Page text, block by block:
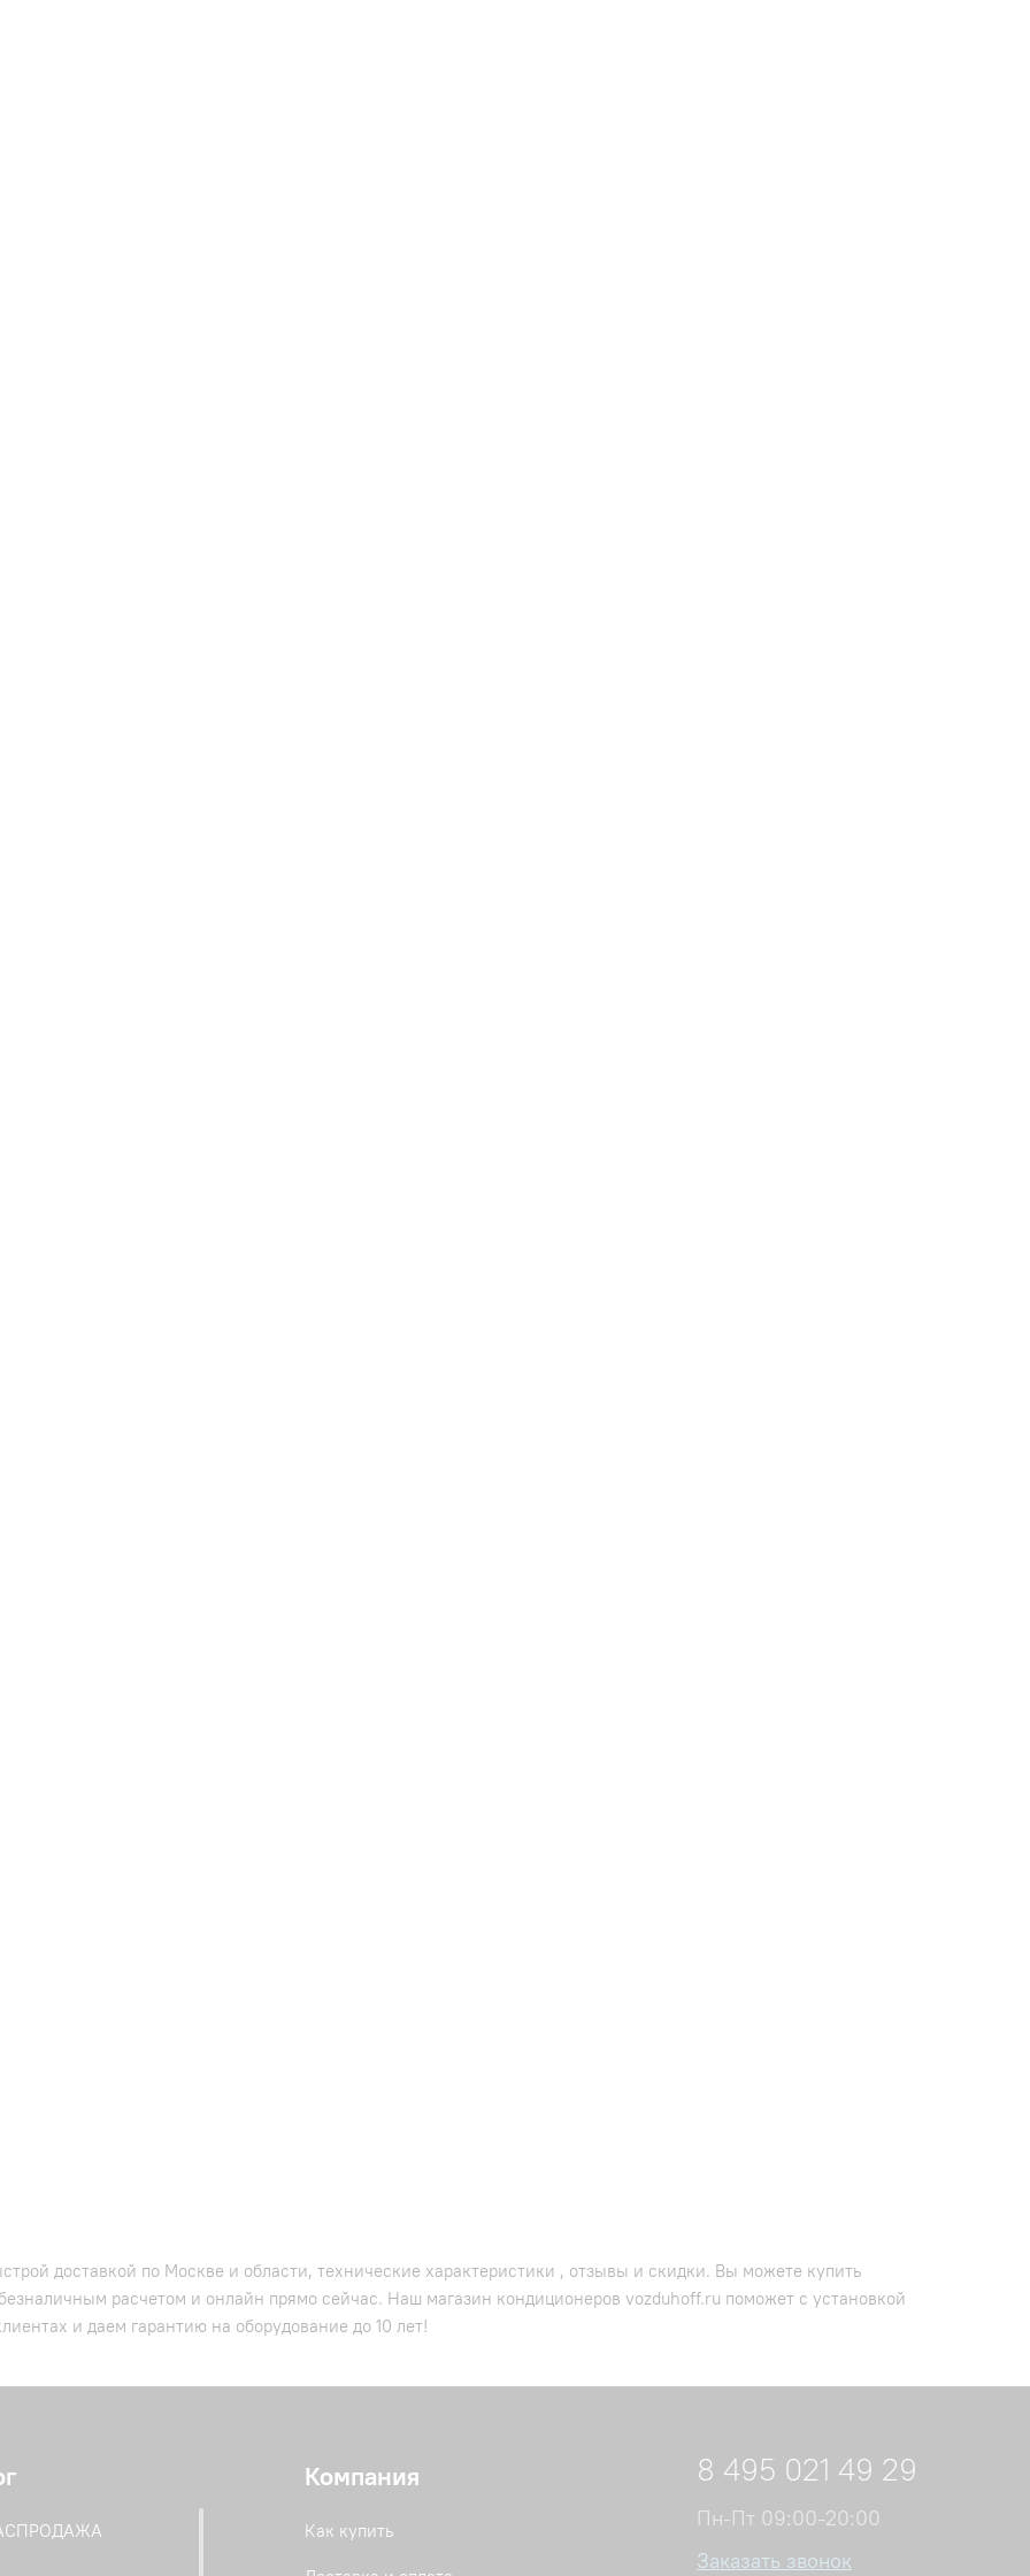
доставкой по Москве и области, технические характеристики , отзывы и скидки. Вы можете купить
расчетом и онлайн прямо сейчас. Наш магазин кондиционеров vozduhoff.ru поможет с установкой
и даем гарантию на оборудование до 10 лет!
Компания
Как купить
8 495 021 49 29
Пн-Пт 09:00-20:00
Заказать звонок